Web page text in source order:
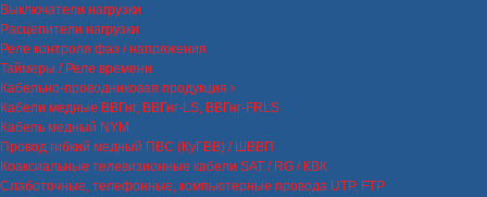
Выключатели нагрузки
Расцепители нагрузки
Реле контроля фаз / напряжения
Таймеры / Реле времени
Кабельно-проводниковая продукция
Кабели медные ВВГнг, ВВГнг-LS, ВВГнг-FRLS
Кабель медный NYM
Провод гибкий медный ПВС (КуГВВ) / ШВВП
Коаксиальные телевизионные кабели SAT / RG / КВК
Слаботочные, телефонные, компьютерные провода UTP, FTP